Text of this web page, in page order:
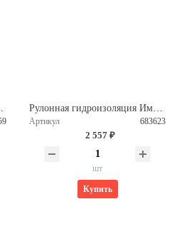
683659 Рулонная гидроизоляция Импер Стандарт ТПП Н 3,0 (15м2) 683623
Артикул 683623
2 557 ₽
шт
Купить